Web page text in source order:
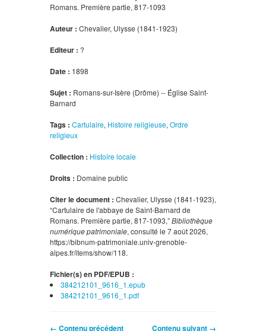
Romans. Première partie, 817-1093
Auteur : Chevalier, Ulysse (1841-1923)
Editeur : ?
Date : 1898
Sujet : Romans-sur-Isère (Drôme)‎ -- Église Saint-
Barnard
Tags : Cartulaire, Histoire religieuse, Ordre
religieux
Collection : Histoire locale
Droits : Domaine public
Citer le document : Chevalier, Ulysse (1841-1923),
“Cartulaire de l'abbaye de Saint-Barnard de
Romans. Première partie, 817-1093,”Bibliothèque
numérique patrimoniale, consulté le 7 août 2026,
https://bibnum-patrimoniale.univ-grenoble-
alpes.fr/items/show/118.
Fichier(s) en PDF/EPUB :
384212101_9616_1.epub
384212101_9616_1.pdf
← Contenu précédent Contenu suivant →